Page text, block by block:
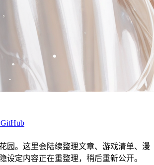
GitHub
园。这里会陆续整理文章、游戏清单、漫
设定内容正在重整理，稍后重新公开。